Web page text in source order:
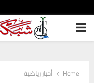
PRIMARY
Home
أخبار رياضية